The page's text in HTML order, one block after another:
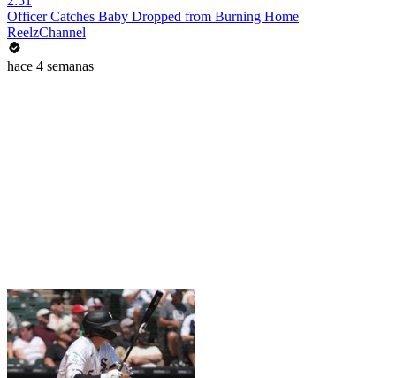
Officer Catches Baby Dropped from Burning Home
ReelzChannel
hace 4 semanas